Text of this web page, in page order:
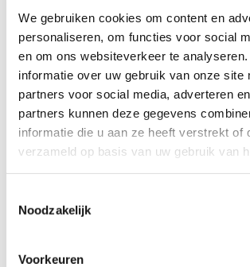
We gebruiken cookies om content en
personaliseren, om functies voor social
en om ons websiteverkeer te
informatie over uw gebruik van onze site
partners voor social media, adverteren
partners kunnen deze gegevens
informatie die u aan ze heeft verstrekt of
verzameld op basis van uw gebruik van
Noodzakelijk
Voorkeuren
TA004a Abraham
Formaat
Kleur: Brons patina